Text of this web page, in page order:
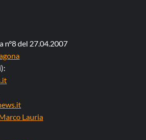
n°8 del 27.04.2007
Lauria